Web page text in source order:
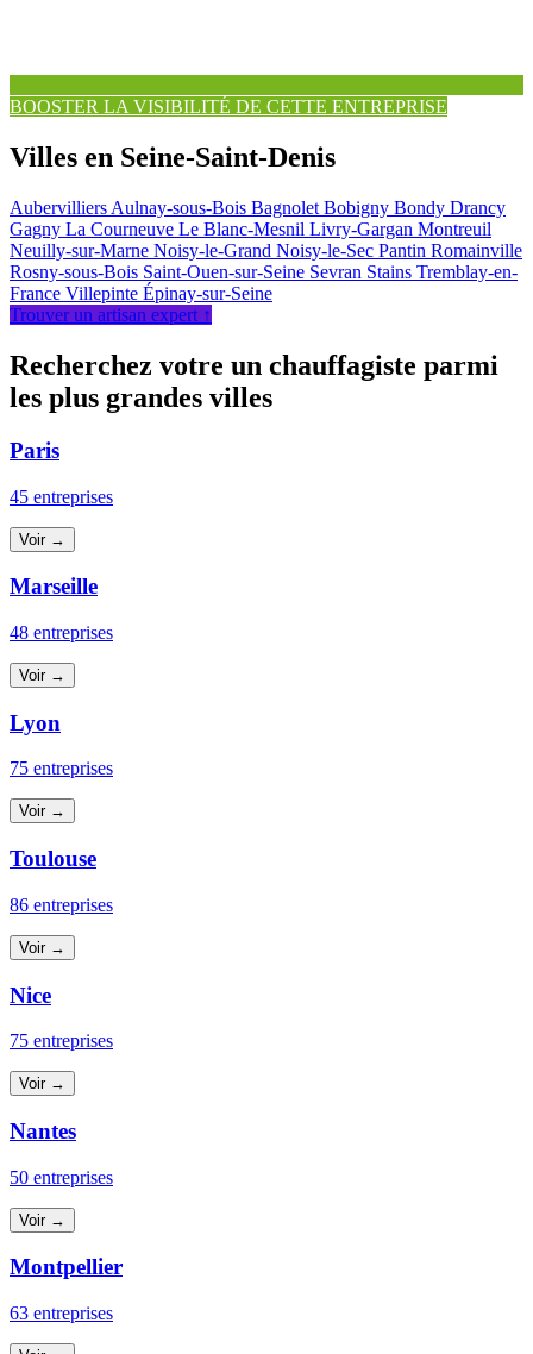
BOOSTER LA VISIBILITÉ DE CETTE ENTREPRISE
Villes en Seine-Saint-Denis
Aubervilliers Aulnay-sous-Bois Bagnolet Bobigny Bondy Drancy
Gagny La Courneuve Le Blanc-Mesnil Livry-Gargan Montreuil
Neuilly-sur-Marne Noisy-le-Grand Noisy-le-Sec Pantin Romainville
Rosny-sous-Bois Saint-Ouen-sur-Seine Sevran Stains Tremblay-en-
France Villepinte Épinay-sur-Seine
Trouver un artisan expert ↑
Recherchez votre un chauffagiste parmi
les plus grandes villes
Paris
45 entreprises
Voir →
Marseille
48 entreprises
Voir →
Lyon
75 entreprises
Voir →
Toulouse
86 entreprises
Voir →
Nice
75 entreprises
Voir →
Nantes
50 entreprises
Voir →
Montpellier
63 entreprises